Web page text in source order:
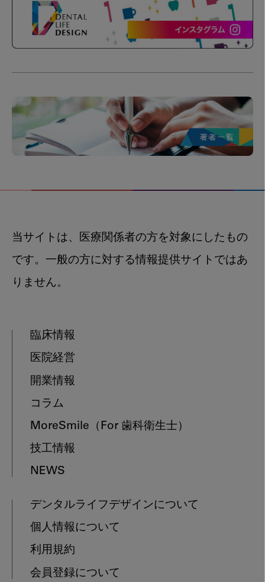
当サイトは、医療関係者の方を対象にしたもの
です。一般の方に対する情報提供サイトではあ
りません。
臨床情報
医院経営
開業情報
コラム
MoreSmile （For 歯科衛生士）
技工情報
NEWS
デンタルライフデザインについて
個人情報について
利用規約
会員登録について